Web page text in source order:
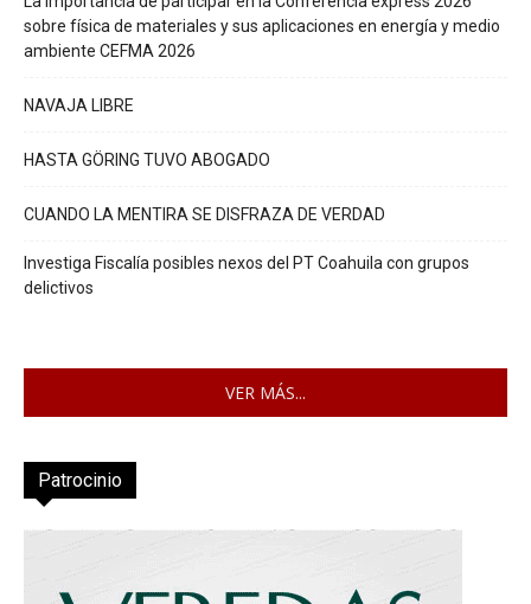
sobre física de materiales y sus aplicaciones en energía y medio
ambiente CEFMA 2026
NAVAJA LIBRE
HASTA GÖRING TUVO ABOGADO
CUANDO LA MENTIRA SE DISFRAZA DE VERDAD
Investiga Fiscalía posibles nexos del PT Coahuila con grupos
delictivos
VER MÁS...
Patrocinio